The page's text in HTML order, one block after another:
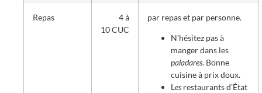
Repas
4 à
10 CUC
par repas et par personne.
N’hésitez pas à
manger dans les
paladares. Bonne
cuisine à prix doux.
Les restaurants d’État